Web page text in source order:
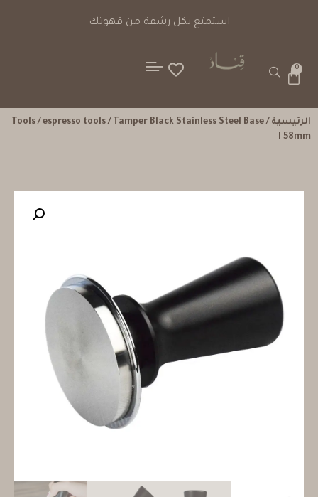
استمتع بكل رشفة من قهوتك
0
الرئيسية /
Tools/ espresso tools/ Tamper Black Stainless Steel Base
I 58mm